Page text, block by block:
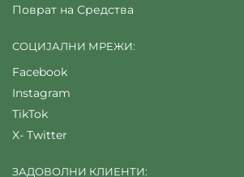
Поврат на Средства
СОЦИЈАЛНИ МРЕЖИ:
Facebook
Instagram
TikTok
X- Twitter
ЗАДОВОЛНИ КЛИЕНТИ: